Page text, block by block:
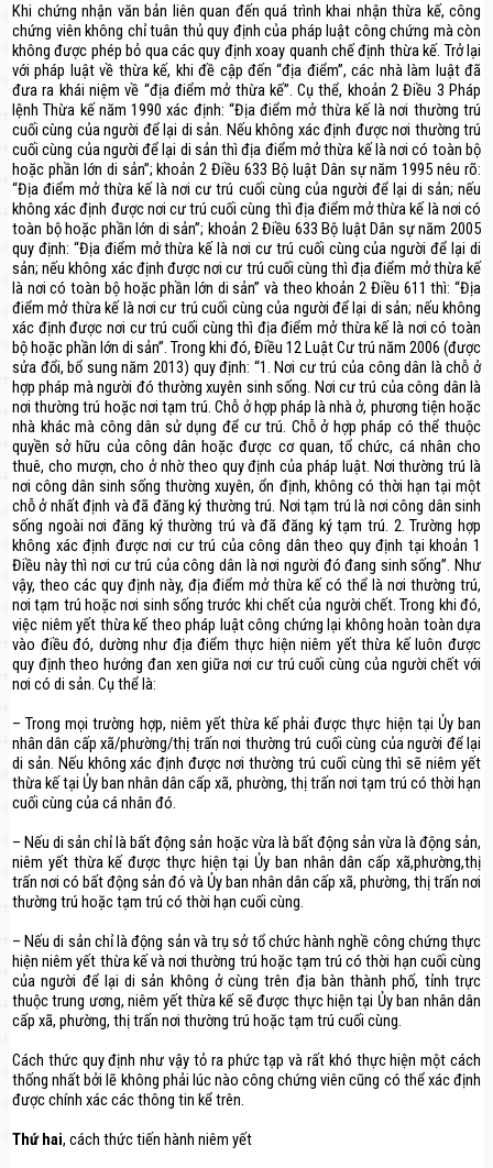
Khi chứng nhận văn bản liên quan đến quá trình khai nhận thừa kế, công
chứng viên không chỉ tuân thủ quy định của pháp luật công chứng mà còn
không được phép bỏ qua các quy định xoay quanh chế định thừa kế. Trở lại
với pháp luật về thừa kế, khi đề cập đến “địa điểm”, các nhà làm luật đã
đưa ra khái niệm về “địa điểm mở thừa kế”. Cụ thể, khoản 2 Điều 3 Pháp
lệnh Thừa kế năm 1990 xác định: “Địa điểm mở thừa kế là nơi thường trú
cuối cùng của người để lại di sản. Nếu không xác định được nơi thường trú
cuối cùng của người để lại di sản thì địa điểm mở thừa kế là nơi có toàn bộ
hoặc phần lớn di sản”; khoản 2 Điều 633 Bộ luật Dân sự năm 1995 nêu rõ:
“Địa điểm mở thừa kế là nơi cư trú cuối cùng của người để lại di sản; nếu
không xác định được nơi cư trú cuối cùng thì địa điểm mở thừa kế là nơi có
toàn bộ hoặc phần lớn di sản”; khoản 2 Điều 633 Bộ luật Dân sự năm 2005
quy định: “Địa điểm mở thừa kế là nơi cư trú cuối cùng của người để lại di
sản; nếu không xác định được nơi cư trú cuối cùng thì địa điểm mở thừa kế
là nơi có toàn bộ hoặc phần lớn di sản” và theo khoản 2 Điều 611 thì: “Địa
điểm mở thừa kế là nơi cư trú cuối cùng của người để lại di sản; nếu không
xác định được nơi cư trú cuối cùng thì địa điểm mở thừa kế là nơi có toàn
bộ hoặc phần lớn di sản”. Trong khi đó, Điều 12 Luật Cư trú năm 2006 (được
sửa đổi, bổ sung năm 2013) quy định: “1. Nơi cư trú của công dân là chỗ ở
hợp pháp mà người đó thường xuyên sinh sống. Nơi cư trú của công dân là
nơi thường trú hoặc nơi tạm trú. Chỗ ở hợp pháp là nhà ở, phương tiện hoặc
nhà khác mà công dân sử dụng để cư trú. Chỗ ở hợp pháp có thể thuộc
quyền sở hữu của công dân hoặc được cơ quan, tổ chức, cá nhân cho
thuê, cho mượn, cho ở nhờ theo quy định của pháp luật. Nơi thường trú là
nơi công dân sinh sống thường xuyên, ổn định, không có thời hạn tại một
chỗ ở nhất định và đã đăng ký thường trú. Nơi tạm trú là nơi công dân sinh
sống ngoài nơi đăng ký thường trú và đã đăng ký tạm trú. 2. Trường hợp
không xác định được nơi cư trú của công dân theo quy định tại khoản 1
Điều này thì nơi cư trú của công dân là nơi người đó đang sinh sống”. Như
vậy, theo các quy định này, địa điểm mở thừa kế có thể là nơi thường trú,
nơi tạm trú hoặc nơi sinh sống trước khi chết của người chết. Trong khi đó,
việc niêm yết thừa kế theo pháp luật công chứng lại không hoàn toàn dựa
vào điều đó, dường như địa điểm thực hiện niêm yết thừa kế luôn được
quy định theo hướng đan xen giữa nơi cư trú cuối cùng của người chết với
nơi có di sản. Cụ thể là:
– Trong mọi trường hợp, niêm yết thừa kế phải được thực hiện tại Ủy ban
nhân dân cấp xã/phường/thị trấn nơi thường trú cuối cùng của người để lại
di sản. Nếu không xác định được nơi thường trú cuối cùng thì sẽ niêm yết
thừa kế tại Ủy ban nhân dân cấp xã, phường, thị trấn nơi tạm trú có thời hạn
cuối cùng của cá nhân đó.
– Nếu di sản chỉ là bất động sản hoặc vừa là bất động sản vừa là động sản,
niêm yết thừa kế được thực hiện tại Ủy ban nhân dân cấp xã,phường,thị
trấn nơi có bất động sản đó và Ủy ban nhân dân cấp xã, phường, thị trấn nơi
thường trú hoặc tạm trú có thời hạn cuối cùng.
– Nếu di sản chỉ là động sản và trụ sở tổ chức hành nghề công chứng thực
hiện niêm yết thừa kế và nơi thường trú hoặc tạm trú có thời hạn cuối cùng
của người để lại di sản không ở cùng trên địa bàn thành phố, tỉnh trực
thuộc trung ương, niêm yết thừa kế sẽ được thực hiện tại Ủy ban nhân dân
cấp xã, phường, thị trấn nơi thường trú hoặc tạm trú cuối cùng.
Cách thức quy định như vậy tỏ ra phức tạp và rất khó thực hiện một cách
thống nhất bởi lẽ không phải lúc nào công chứng viên cũng có thể xác định
được chính xác các thông tin kể trên.
Thứ hai, cách thức tiến hành niêm yết